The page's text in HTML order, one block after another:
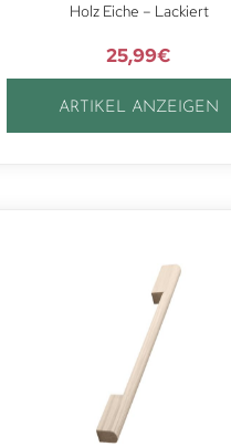
Holz Eiche – Lackiert
25,99€
ARTIKEL ANZEIGEN